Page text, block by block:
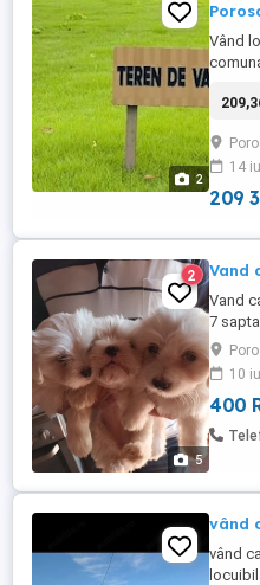
2
Vând
14
209
5
2 Vand
Vand
7
10
400
vând
vând